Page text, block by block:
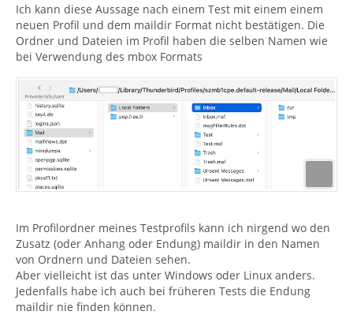
Ich kann diese Aussage nach einem Test mit einem einem
neuen Profil und dem maildir Format nicht bestätigen. Die
Ordner und Dateien im Profil haben die selben Namen wie
bei Verwendung des mbox Formats
Im Profilordner meines Testprofils kann ich nirgend wo den
Zusatz (oder Anhang oder Endung) maildir in den Namen
von Ordnern und Dateien sehen.
Aber vielleicht ist das unter Windows oder Linux anders.
Jedenfalls habe ich auch bei früheren Tests die Endung
maildir nie finden können.